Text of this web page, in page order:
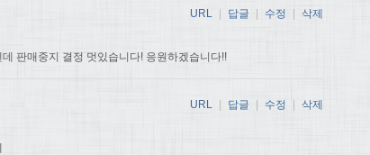
판매중지 결정 멋있습니다! 응원하겠습니다!!
URL 답글 수정 삭제
URL | 답글 | 수정 | 삭제